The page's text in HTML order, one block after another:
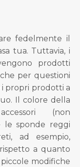
fedelmente il
tua. Tuttavia, i
prodotti
per questioni
propri prodotti a
Il colore della
(non
le sponde reggi
ad esempio,
a quanto
modifiche